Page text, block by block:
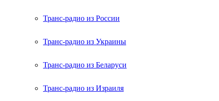
Транс-радио из России
Транс-радио из Украины
Транс-радио из Беларуси
Транс-радио из Израиля